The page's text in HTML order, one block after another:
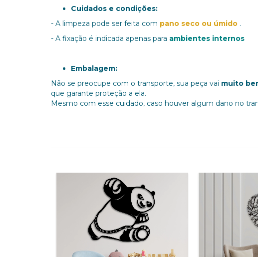
Cuidados e condições:
- A limpeza pode ser feita com pano seco ou úmido .
- A fixação é indicada apenas para ambientes internos
Embalagem:
Não se preocupe com o transporte, sua peça vai muito
que garante proteção a ela.
Mesmo com esse cuidado, caso houver algum dano no